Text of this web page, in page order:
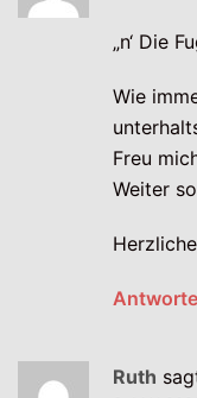
„n‘ Die
Wie
Freu
Weiter
Ruth